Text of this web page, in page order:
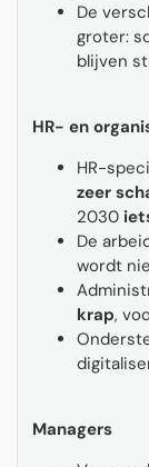
De
groter:
blijven
HR- en
HR-
zeer
2030
De
wordt
krap,
Managers